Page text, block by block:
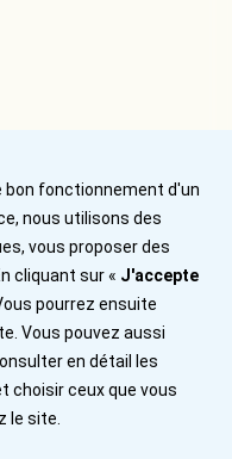
bon fonctionnement d'un
nous utilisons des
vous proposer des
cliquant sur « J'accepte
pourrez ensuite
Vous pouvez aussi
en détail les
choisir ceux que vous
le site.